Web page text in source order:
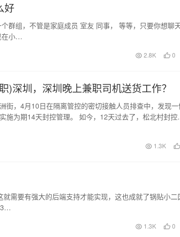
好
群组，不管是家庭成员 室友 同事， 等等，只要你想聊
在小…
2.8K 0
)深圳，深圳晚上兼职司机送货工作？
街，4月10日在隔离管控的密切接触人员排查中，发现一
施为期14天封控管理。 如今，12天过去了，松北村封控
1.3K
需要有强大的后端支持才能实现，这也成就了锅贴小二
3…
1.3K 0